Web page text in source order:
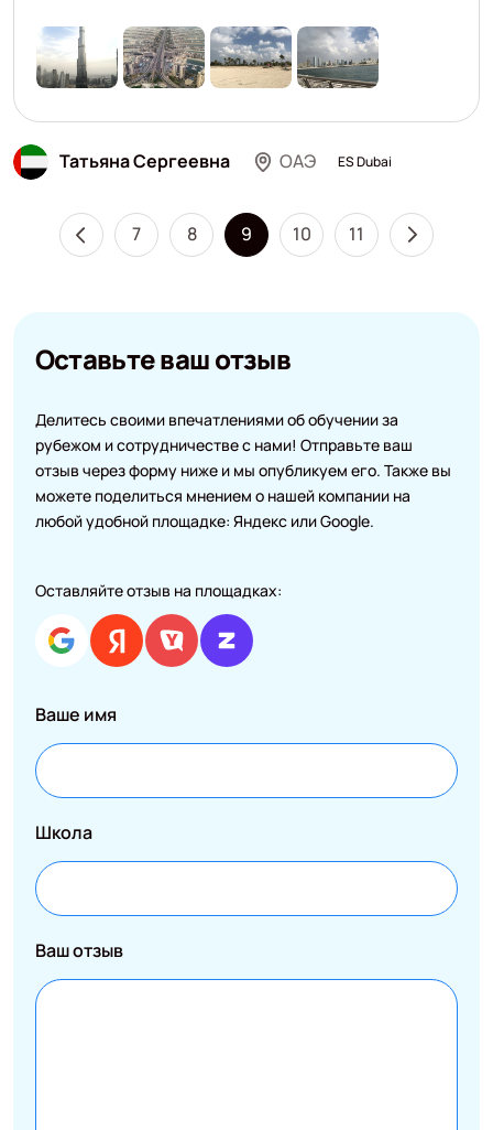
Татьяна Сергеевна ОАЭ ES Dubai
7 8 9 10 11
Оставьте ваш отзыв
Делитесь своими впечатлениями об обучении за
рубежом и сотрудничестве с нами! Отправьте ваш
отзыв через форму ниже и мы опубликуем его. Также вы
можете поделиться мнением о нашей компании на
любой удобной площадке: Яндекс или Google.
Оставляйте отзыв на площадках:
Ваше имя
Школа
Ваш отзыв